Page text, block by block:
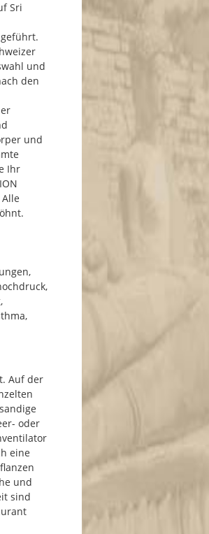
Sri
und
den
und
Ihr
Auf der
oder
eine
und
sind